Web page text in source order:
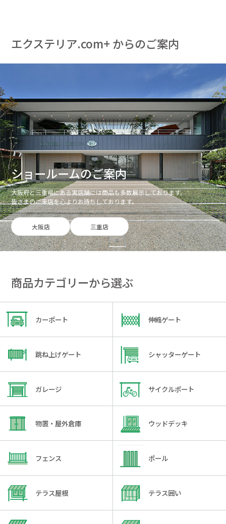
エクステリア.com+ からのご案内
ショールームのご案内
大阪府と三重県にある実店舗には商品も多数展示しております。
皆さまのご来店を心よりお待ちしております。
大阪店 三重店
商品カテゴリーから選ぶ
カーポート 伸縮ゲート
跳ね上げゲート シャッターゲート
ガレージ サイクルポート
物置・屋外倉庫 ウッドデッキ
フェンス ポール
テラス屋根 テラス囲い